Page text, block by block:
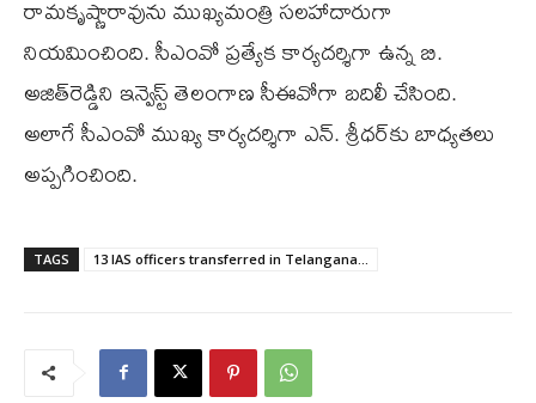
రామకృష్ణారావును ముఖ్యమంత్రి సలహాదారుగా
నియమించింది. సీఎంవో ప్రత్యేక కార్యదర్శిగా ఉన్న బి.
అజిత్‌రెడ్డిని ఇన్వెస్ట్ తెలంగాణ సీఈవోగా బదిలీ చేసింది.
అలాగే సీఎంవో ముఖ్య కార్యదర్శిగా ఎన్. శ్రీధర్‌కు బాధ్యతలు
అప్పగించింది.
TAGS 13 IAS officers transferred in Telangana...